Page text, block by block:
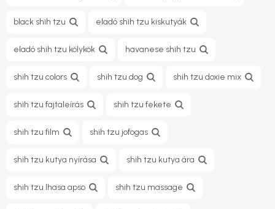
black shih tzu eladó shih tzu kiskutyák
eladó shih tzu kölykök havanese shih tzu
shih tzu colors shih tzu dog shih tzu doxie mix
shih tzu fajtaleírás shih tzu fekete
shih tzu film shih tzu jofogas
shih tzu kutya nyírása shih tzu kutya ára
shih tzu lhasa apso shih tzu massage